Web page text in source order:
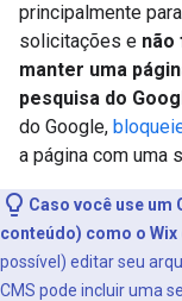
principalmente
solicitações e não
manter uma
pesquisa do
do Google,
a página com uma
Caso você use um
conteúdo) como o
possível) editar seu
CMS pode incluir uma